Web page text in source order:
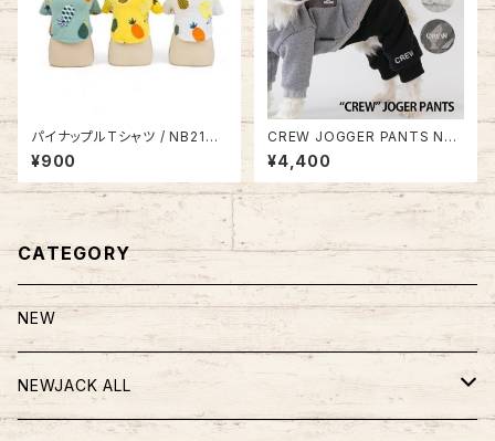
パイナップルTシャツ / NB21SS
308
¥900
CREW JOGGER PANTS NJ2
0AW0701
¥4,400
CATEGORY
NEW
NEWJACK ALL